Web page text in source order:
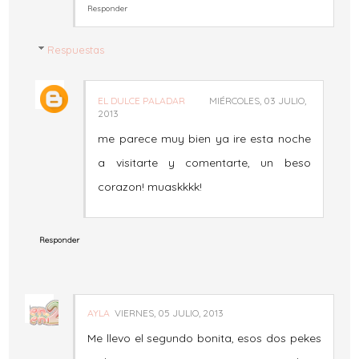
Responder
Respuestas
EL DULCE PALADAR
MIÉRCOLES, 03 JULIO,
2013
me parece muy bien ya ire esta noche
a visitarte y comentarte, un beso
corazon! muaskkkk!
Responder
AYLA VIERNES, 05 JULIO, 2013
Me llevo el segundo bonita, esos dos pekes